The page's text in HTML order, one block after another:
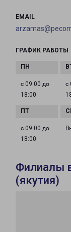
EMAIL
ГРАФИК РАБОТЫ
с 09:00 до
18:00
с
с 09:00 до
18:00
Филиалы
(якутия)